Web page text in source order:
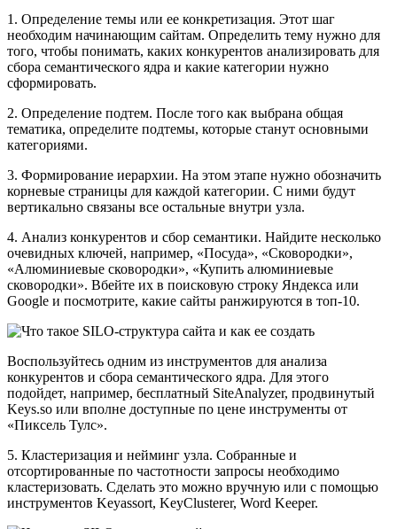
1. Определение темы или ее конкретизация. Этот шаг
необходим начинающим сайтам. Определить тему нужно для
того, чтобы понимать, каких конкурентов анализировать для
сбора семантического ядра и какие категории нужно
сформировать.
2. Определение подтем. После того как выбрана общая
тематика, определите подтемы, которые станут основными
категориями.
3. Формирование иерархии. На этом этапе нужно обозначить
корневые страницы для каждой категории. С ними будут
вертикально связаны все остальные внутри узла.
4. Анализ конкурентов и сбор семантики. Найдите несколько
очевидных ключей, например, «Посуда», «Сковородки»,
«Алюминиевые сковородки», «Купить алюминиевые
сковородки». Вбейте их в поисковую строку Яндекса или
Google и посмотрите, какие сайты ранжируются в топ-10.
Воспользуйтесь одним из инструментов для анализа
конкурентов и сбора семантического ядра. Для этого
подойдет, например, бесплатный SiteAnalyzer, продвинутый
Keys.so или вполне доступные по цене инструменты от
«Пиксель Тулс».
5. Кластеризация и нейминг узла. Собранные и
отсортированные по частотности запросы необходимо
кластеризовать. Сделать это можно вручную или с помощью
инструментов Keyassort, KeyClusterer, Word Keeper.